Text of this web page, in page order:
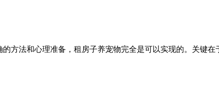
方法和心理准备，租房子养宠物完全是可以实现的。关键在